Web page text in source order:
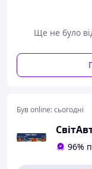
Ще не було
Був online:сьогодні
96%